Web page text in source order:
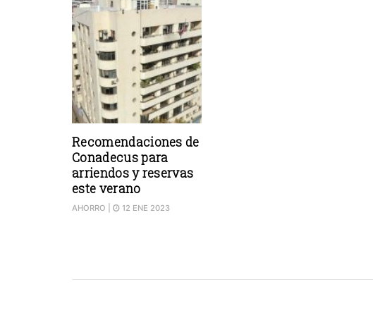
Recomendaciones de
Conadecus para
arriendos y reservas
este verano
AHORRO 12 ENE 2023